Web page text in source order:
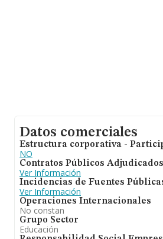
Datos comerciales
Estructura corporativa -
NO
Contratos Públicos Adjudicados
Ver Información
Incidencias de Fuentes
Ver Información
Operaciones Internacionales
No constan
Grupo Sector
Educación